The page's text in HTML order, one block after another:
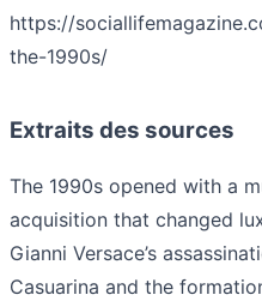
https://
the-1990s/
Extraits des sources
The 1990s opened with a
acquisition that changed
Gianni Versace’s
Casuarina and the